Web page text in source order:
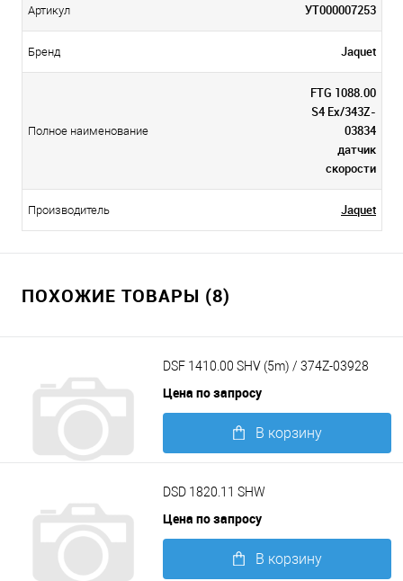
Артикул УТ000007253
Бренд Jaquet
Полное наименование
FTG 1088.00
S4 Ex/343Z-
03834
датчик
скорости
Производитель Jaquet
ПОХОЖИЕ ТОВАРЫ (8)
DSF 1410.00 SHV (5m) / 374Z-03928
Цена по запросу
В корзину
DSD 1820.11 SHW
Цена по запросу
В корзину